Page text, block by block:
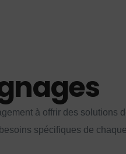
à offrir des solutions
spécifiques de